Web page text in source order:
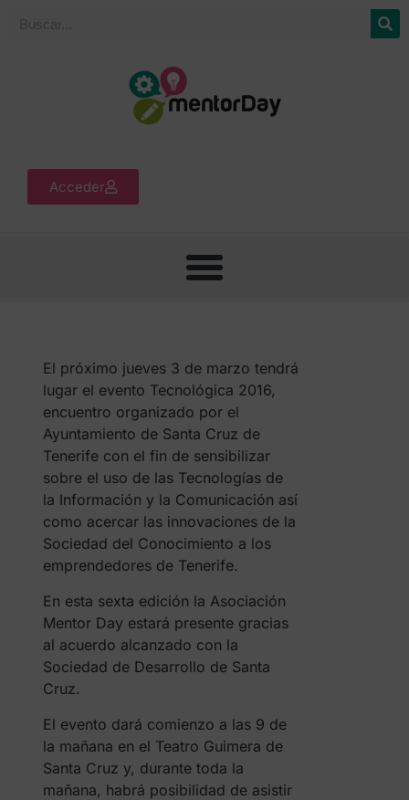
Acceder
El próximo jueves 3 de marzo tendrá
lugar el evento Tecnológica 2016,
encuentro organizado por el
Ayuntamiento de Santa Cruz de
Tenerife con el fin de sensibilizar
sobre el uso de las Tecnologías de
la Información y la Comunicación así
como acercar las innovaciones de la
Sociedad del Conocimiento a los
emprendedores de Tenerife.
En esta sexta edición la Asociación
Mentor Day estará presente gracias
al acuerdo alcanzado con la
Sociedad de Desarrollo de Santa
Cruz.
El evento dará comienzo a las 9 de
la mañana en el Teatro Guimera de
Santa Cruz y, durante toda la
mañana, habrá posibilidad de asistir